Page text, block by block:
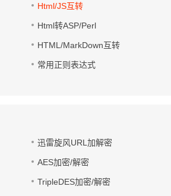
Html/JS互转
Html转ASP/Perl
HTML/MarkDown互转
常用正则表达式
迅雷旋风URL加解密
AES加密/解密
TripleDES加密/解密